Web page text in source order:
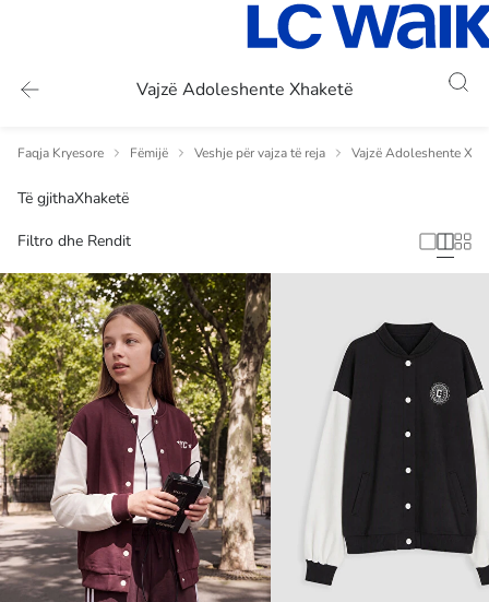
Vajzë Adoleshente Xhaketë
Faqja Kryesore Fëmijë Veshje për vajza të reja Vajzë Adoleshente
Të gjithaXhaketë
Filtro dhe Rendit